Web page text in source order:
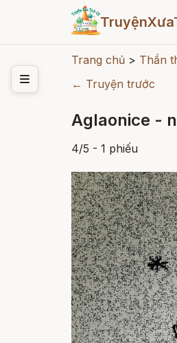
Trang chủ > Thần
← Truyện trước
Aglaonice -
4/5 - 1 phiếu